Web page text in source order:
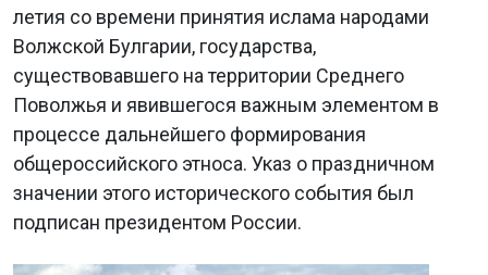
летия со времени принятия ислама народами
Волжской Булгарии, государства,
существовавшего на территории Среднего
Поволжья и явившегося важным элементом в
процессе дальнейшего формирования
общероссийского этноса. Указ о праздничном
значении этого исторического события был
подписан президентом России.